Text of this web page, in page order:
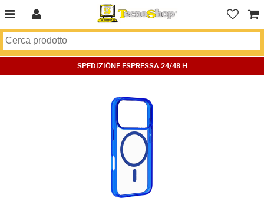
SPEDIZIONE ESPRESSA 24/48 H